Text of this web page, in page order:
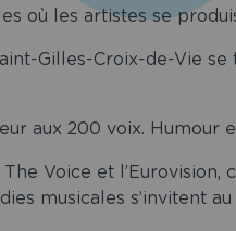
où les artistes se
Gilles-Croix-de-Vie
aux 200 voix.
Voice et
musicales s’invitent au